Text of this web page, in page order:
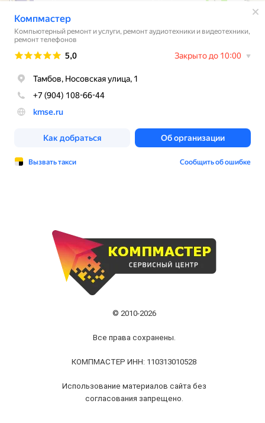
© 2010-2026
Все права сохранены.
КОМПМАСТЕР ИНН: 110313010528
Использование материалов сайта без
согласования запрещено.